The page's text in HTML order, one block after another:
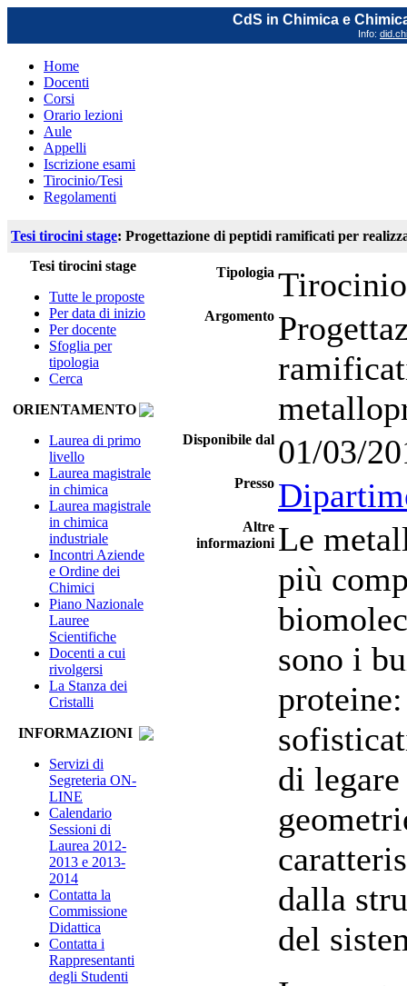
CdS in Chimica e
Info:
Home
Docenti
Corsi
Orario lezioni
Aule
Appelli
Iscrizione esami
Tirocinio/Tesi
Regolamenti
Tesi tirocini stage: Progettazione di peptidi ramificati per
Tesi tirocini stage
Tutte le proposte
Per data di inizio
Per docente
Sfoglia per
tipologia
Cerca
ORIENTAMENTO
Laurea di primo
livello
Laurea magistrale
in chimica
Laurea magistrale
in chimica
industriale
Incontri Aziende
e Ordine dei
Chimici
Piano Nazionale
Lauree
Scientifiche
Docenti a cui
rivolgersi
La Stanza dei
Cristalli
INFORMAZIONI
Servizi di
Segreteria ON-
LINE
Calendario
Sessioni di
Laurea 2012-
2013 e 2013-
2014
Contatta la
Commissione
Didattica
Contatta i
Rappresentanti
degli Studenti
Tipologia Tirocinio
Argomento
Disponibile dal 01/03/
Presso
Altre
informazioni Le
più
sono i
di
dalla
del